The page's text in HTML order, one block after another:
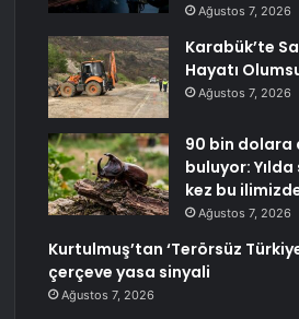
Ağustos 7, 2026
Karabük’te
Hayatı
Ağustos 7, 2026
90 bin dolara
buluyor:
kez bu
Ağustos 7, 2026
Kurtulmuş’tan ‘Terörsüz
çerçeve yasa sinyali
Ağustos 7, 2026